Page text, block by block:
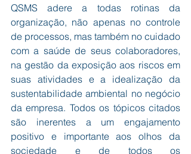
QSMS adere a todas rotinas da
organização, não apenas no controle
de processos, mas também no cuidado
com a saúde de seus colaboradores,
na gestão da exposição aos riscos em
suas atividades e a idealização da
sustentabilidade ambiental no negócio
da empresa. Todos os tópicos citados
são inerentes a um engajamento
positivo e importante aos olhos da
sociedade e de todos os